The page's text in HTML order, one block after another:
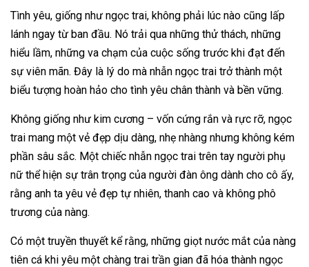
Tình yêu, giống như ngọc trai, không phải lúc nào cũng lấp
lánh ngay từ ban đầu. Nó trải qua những thử thách, những
hiểu lầm, những va chạm của cuộc sống trước khi đạt đến
sự viên mãn. Đây là lý do mà nhẫn ngọc trai trở thành một
biểu tượng hoàn hảo cho tình yêu chân thành và bền vững.
Không giống như kim cương – vốn cứng rắn và rực rỡ, ngọc
trai mang một vẻ đẹp dịu dàng, nhẹ nhàng nhưng không kém
phần sâu sắc. Một chiếc nhẫn ngọc trai trên tay người phụ
nữ thể hiện sự trân trọng của người đàn ông dành cho cô ấy,
rằng anh ta yêu vẻ đẹp tự nhiên, thanh cao và không phô
trương của nàng.
Có một truyền thuyết kể rằng, những giọt nước mắt của nàng
tiên cá khi yêu một chàng trai trần gian đã hóa thành ngọc